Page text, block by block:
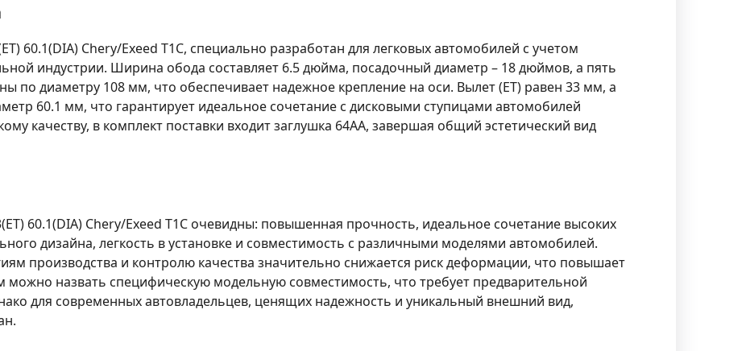
60.1(DIA) Chery/Exeed T1C, специально разработан для легковых автомобилей с учетом
индустрии. Ширина обода составляет 6.5 дюйма, посадочный диаметр – 18 дюймов, а пять
по диаметру 108 мм, что обеспечивает надежное крепление на оси. Вылет (ET) равен 33 мм, а
60.1 мм, что гарантирует идеальное сочетание с дисковыми ступицами автомобилей
качеству, в комплект поставки входит заглушка 64AA, завершая общий эстетический вид
60.1(DIA) Chery/Exeed T1C очевидны: повышенная прочность, идеальное сочетание высоких
дизайна, легкость в установке и совместимость с различными моделями автомобилей.
производства и контролю качества значительно снижается риск деформации, что повышает
можно назвать специфическую модельную совместимость, что требует предварительной
для современных автовладельцев, ценящих надежность и уникальный внешний вид,